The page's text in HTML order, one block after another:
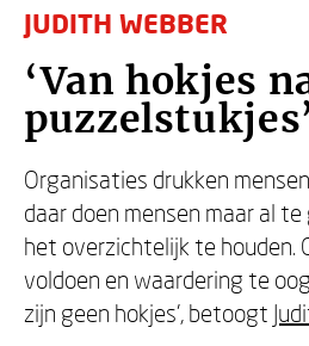
JUDITH WEBBER
‘Van hokjes
Organisaties drukken
daar doen mensen maar al te
het overzichtelijk te houden.
voldoen en waardering te
zijn geen hokjes', betoogt